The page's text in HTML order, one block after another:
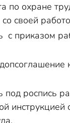
по охране
своей
с приказом
под роспись
инструкцией